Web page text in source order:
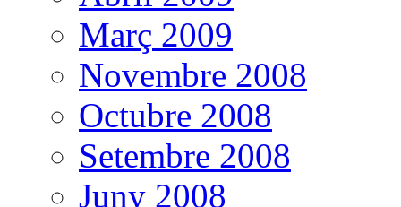
Març 2009
Novembre 2008
Octubre 2008
Setembre 2008
Juny 2008